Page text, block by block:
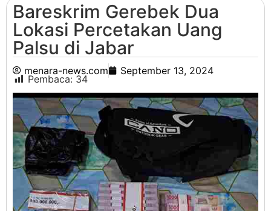
Bareskrim Gerebek Dua
Lokasi Percetakan Uang
Palsu di Jabar
menara-news.com September 13, 2024
Pembaca: 34